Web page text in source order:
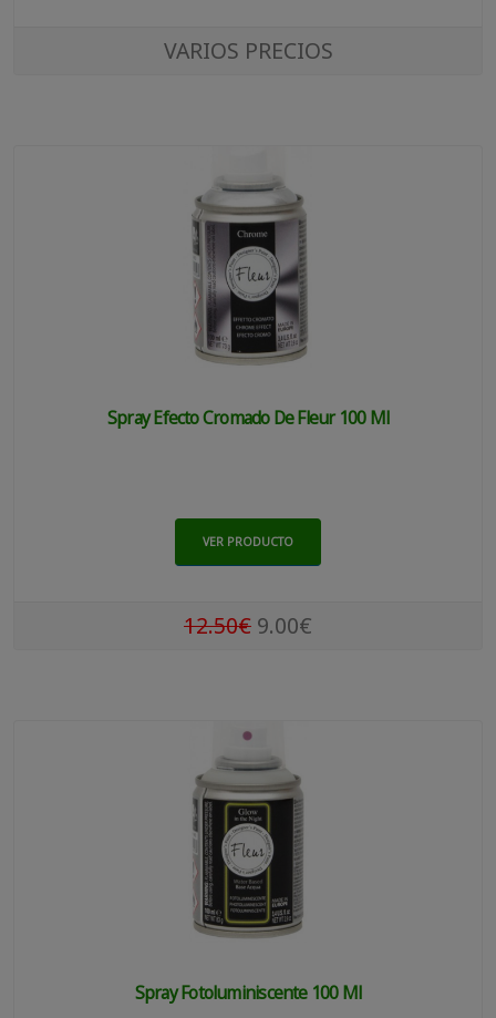
VARIOS PRECIOS
Spray Efecto Cromado De Fleur 100 Ml
VER PRODUCTO
12.50€ 9.00€
Spray Fotoluminiscente 100 Ml